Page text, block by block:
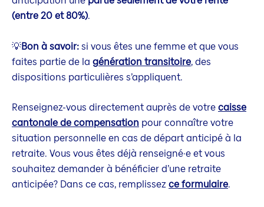
(entre 20 et 80%).
💡Bon à savoir:si vous êtes une femme et que vous
faites partie de la génération transitoire, des
dispositions particulières s’appliquent.
Renseignez-vous directement auprès de votrecaisse
cantonale de compensation pour connaître votre
situation personnelle en cas de départ anticipé à la
retraite. Vous vous êtes déjà renseigné·e et vous
souhaitez demander à bénéficier d’une retraite
anticipée? Dans ce cas, remplissezce formulaire.